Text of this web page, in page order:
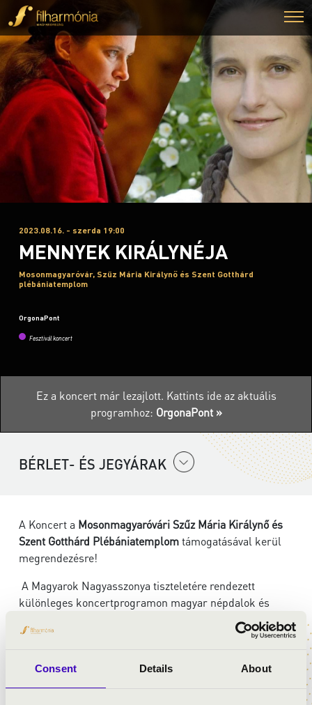
Consent Details About
2023.08.16. - szerda 19:00
MENNYEK KIRÁLYNÉJA
Mosonmagyaróvár, Szűz Mária Királynő és Szent Gotthárd
plébániatemplom
OrgonaPont
Fesztivál koncert
Ez a koncert már lezajlott. Kattints ide az aktuális
programhoz: OrgonaPont »
BÉRLET- ÉS JEGYÁRAK
A Koncert a Mosonmagyaróvári Szűz Mária Királynő és
Szent Gotthárd Plébániatemplomtámogatásával kerül
megrendezésre!
A Magyarok Nagyasszonya tiszteletére rendezett
különleges koncertprogramon magyar népdalok és
egyházi népénekek, valamint gregorián, középkori,
reneszánsz és barokk egyházzenei tételek hangzanak el
Liszt Ferenc-díjas énekest mindig is vonzotta a régizene,
a népzene és a klasszikus zene közös gyökereinek